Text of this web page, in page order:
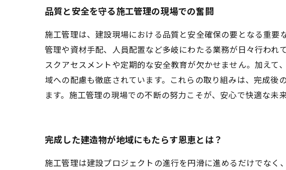
品質と安全を守る施工管理の現場での奮闘
施工管理は、建設現場における品質と安全確保の要となる重
管理や資材手配、人員配置など多岐にわたる業務が日々行われ
スクアセスメントや定期的な安全教育が欠かせません。加え
域への配慮も徹底されています。これらの取り組みは、完成
ます。施工管理の現場での不断の努力こそが、安心で快適な未
完成した建造物が地域にもたらす恩恵とは？
施工管理は建設プロジェクトの進行を円滑に進めるだけでな